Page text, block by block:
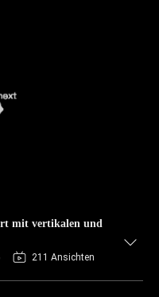
mit vertikalen und
211 Ansichten